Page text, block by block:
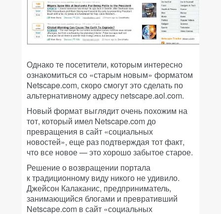
Однако те посетители, которым интересно
ознакомиться со «старым новым» форматом
Netscape.com, скоро смогут это сделать по
альтернативному адресу netscape.aol.com.
Новый формат выглядит очень похожим на
тот, который имел Netscape.com до
превращения в сайт «социальных
новостей», еще раз подтверждая тот факт,
что все новое — это хорошо забытое старое.
Решение о возвращении портала
к традиционному виду никого не удивило.
Джейсон Калаканис, предприниматель,
занимающийся блогами и превративший
Netscape.com в сайт «социальных